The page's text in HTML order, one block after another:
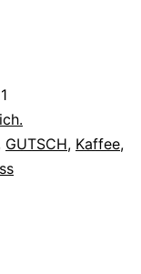
GUTSCH, Kaffee,